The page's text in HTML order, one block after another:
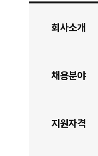
회사소개
채용분야
지원자격